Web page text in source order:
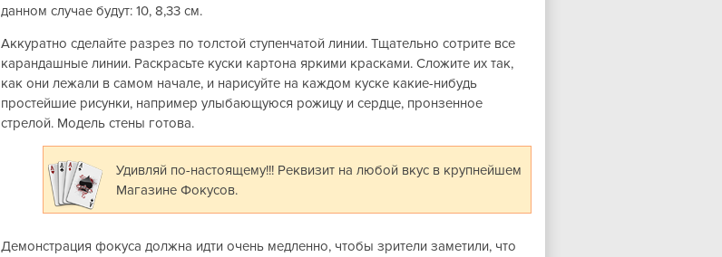
данном случае будут: 10, 8,33 см.
Аккуратно сделайте разрез по толстой ступенчатой линии. Тщательно сотрите все
карандашные линии. Раскрасьте куски картона яркими красками. Сложите их так,
как они лежали в самом начале, и нарисуйте на каждом куске какие-нибудь
простейшие рисунки, например улыбающуюся рожицу и сердце, пронзенное
стрелой. Модель стены готова.
Удивляй по-настоящему!!! Реквизит на любой вкус в крупнейшем
Магазине Фокусов.
Демонстрация фокуса должна идти очень медленно, чтобы зрители заметили, что